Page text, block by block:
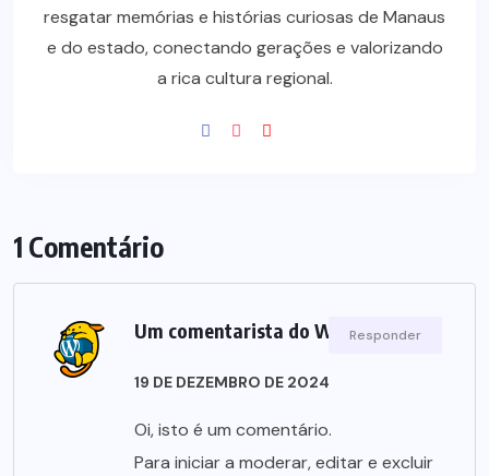
resgatar memórias e histórias curiosas de Manaus
e do estado, conectando gerações e valorizando
a rica cultura regional.
1 Comentário
Um comentarista do WordPress
19 DE DEZEMBRO DE 2024
Oi, isto é um comentário.
Para iniciar a moderar, editar e excluir
Responder